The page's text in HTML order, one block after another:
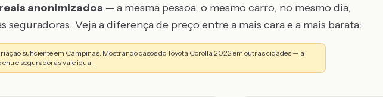
anonimizados — a mesma pessoa, o mesmo carro, no mesmo dia,
seguradoras. Veja a diferença de preço entre a mais cara e a mais barata:
suficiente em Campinas. Mostrando casos do Toyota Corolla 2022 em outras cidades — a
entre seguradoras vale igual.